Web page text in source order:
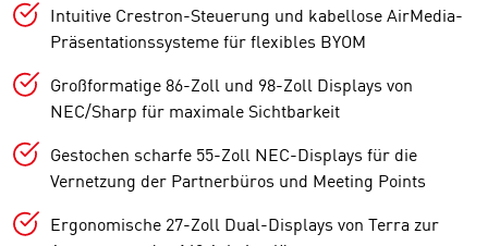
Intuitive Crestron-Steuerung und kabellose AirMedia-
Präsentationssysteme für flexibles BYOM
Großformatige 86-Zoll und 98-Zoll Displays von
NEC/Sharp für maximale Sichtbarkeit
Gestochen scharfe 55-Zoll NEC-Displays für die
Vernetzung der Partnerbüros und Meeting Points
Ergonomische 27-Zoll Dual-Displays von Terra zur